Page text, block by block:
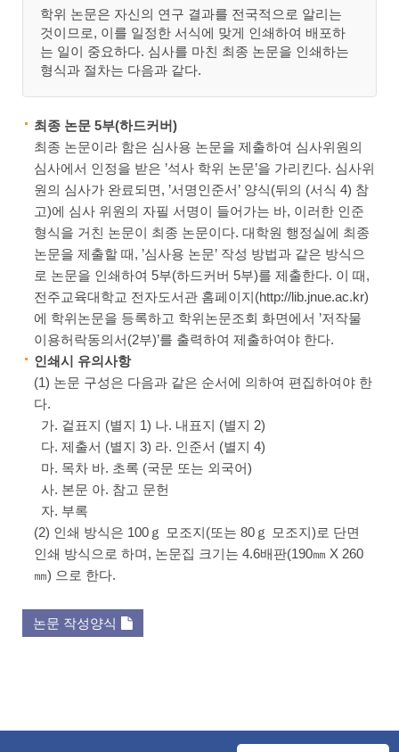
학위 논문은 자신의 연구 결과를 전국적으로 알리는
것이므로, 이를 일정한 서식에 맞게 인쇄하여 배포하
는 일이 중요하다. 심사를 마친 최종 논문을 인쇄하는
형식과 절차는 다음과 같다.
최종 논문 5부(하드커버)
최종 논문이라 함은 심사용 논문을 제출하여 심사위원의
심사에서 인정을 받은 ’석사 학위 논문’을 가리킨다. 심사위
원의 심사가 완료되면, ’서명인준서’ 양식(뒤의 (서식 4) 참
고)에 심사 위원의 자필 서명이 들어가는 바, 이러한 인준
형식을 거친 논문이 최종 논문이다. 대학원 행정실에 최종
논문을 제출할 때, ’심사용 논문’ 작성 방법과 같은 방식으
로 논문을 인쇄하여 5부(하드커버 5부)를 제출한다. 이 때,
전주교육대학교 전자도서관 홈페이지(http://lib.jnue.ac.kr)
에 학위논문을 등록하고 학위논문조회 화면에서 ’저작물
이용허락동의서(2부)’를 출력하여 제출하여야 한다.
인쇄시 유의사항
(1) 논문 구성은 다음과 같은 순서에 의하여 편집하여야 한
다.
가. 겉표지 (별지 1) 나. 내표지 (별지 2)
다. 제출서 (별지 3) 라. 인준서 (별지 4)
마. 목차 바. 초록 (국문 또는 외국어)
사. 본문 아. 참고 문헌
자. 부록
(2) 인쇄 방식은 100ｇ 모조지(또는 80ｇ 모조지)로 단면
인쇄 방식으로 하며, 논문집 크기는 4.6배판(190㎜ X 260
㎜) 으로 한다.
논문 작성양식